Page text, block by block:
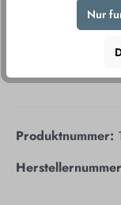
Produktnummer:
Nur